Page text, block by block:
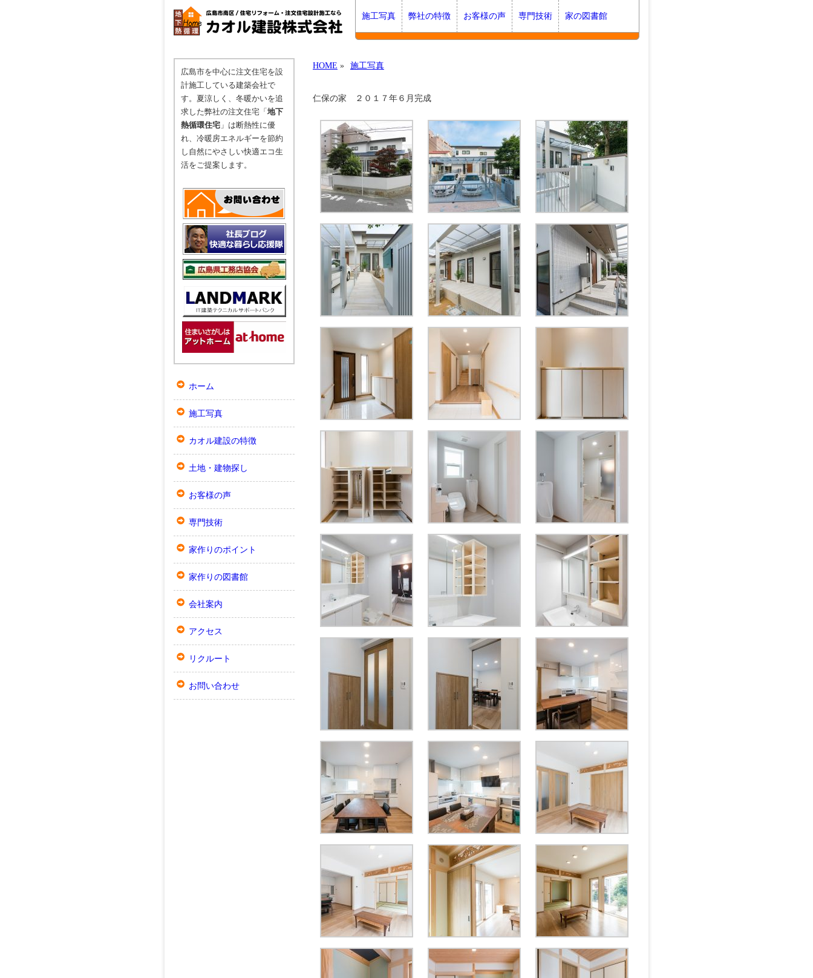
施工写真 弊社の特徴 お客様の声 専門技術 家の図書館
HOME » 施工写真
仁保の家 ２０１７年６月完成
広島市を中心に注文住宅を設
計施工している建築会社で
す。夏涼しく、冬暖かいを追
求した弊社の注文住宅「 地下
熱循環住宅 」は断熱性に優
れ、冷暖房エネルギーを節約
し自然にやさしい快適エコ生
活をご提案します。
ホーム
施工写真
カオル建設の特徴
土地・建物探し
お客様の声
専門技術
家作りのポイント
家作りの図書館
会社案内
アクセス
リクルート
お問い合わせ